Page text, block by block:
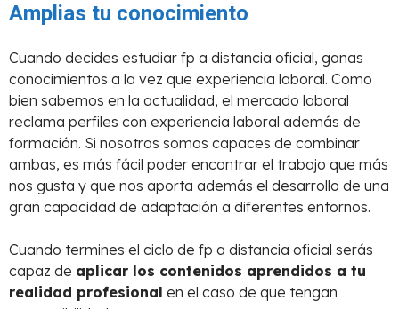
Amplias tu conocimiento
Cuando decides estudiar fp a distancia oficial, ganas
conocimientos a la vez que experiencia laboral. Como
bien sabemos en la actualidad, el mercado laboral
reclama perfiles con experiencia laboral además de
formación. Si nosotros somos capaces de combinar
ambas, es más fácil poder encontrar el trabajo que más
nos gusta y que nos aporta además el desarrollo de una
gran capacidad de adaptación a diferentes entornos.
Cuando termines el ciclo de fp a distancia oficial serás
capaz de aplicar los contenidos aprendidos a tu
realidad profesional en el caso de que tengan